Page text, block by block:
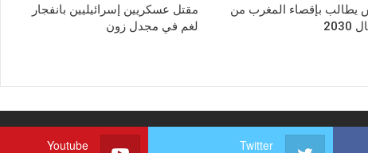
يطالب بإقصاء المغرب من
مقتل عسكريين إسرائيليين بانفجار
لغم في مجدل زون
Twitter
Youtube